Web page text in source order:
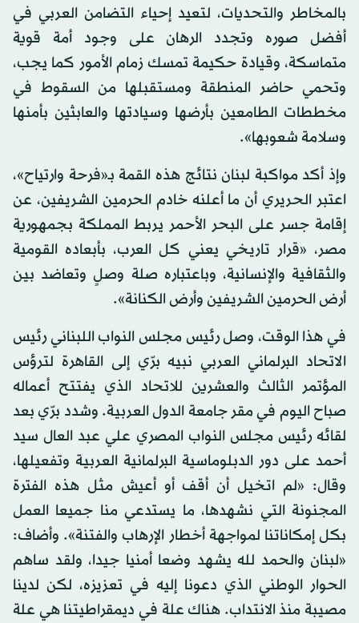
بالمخاطر والتحديات، لتعيد إحياء التضامن العربي في
أفضل صوره وتجدد الرهان على وجود أمة قوية
متماسكة، وقيادة حكيمة تمسك زمام الأمور كما يجب،
وتحمي حاضر المنطقة ومستقبلها من السقوط في
مخططات الطامعين بأرضها وسيادتها والعابثين بأمنها
وسلامة شعوبها».
وإذ أكد مواكبة لبنان نتائج هذه القمة بـ«فرحة وارتياح»،
اعتبر الحريري أن ما أعلنه خادم الحرمين الشريفين، عن
إقامة جسر على البحر الأحمر يربط المملكة بجمهورية
مصر، «قرار تاريخي يعني كل العرب، بأبعاده القومية
والثقافية والإنسانية، وباعتباره صلة وصلٍ وتعاضد بين
أرض الحرمين الشريفين وأرض الكنانة».
في هذا الوقت، وصل رئيس مجلس النواب اللبناني رئيس
الاتحاد البرلماني العربي نبيه برّي إلى القاهرة لترؤس
المؤتمر الثالث والعشرين للاتحاد الذي يفتتح أعماله
صباح اليوم في مقر جامعة الدول العربية. وشدد برّي بعد
لقائه رئيس مجلس النواب المصري علي عبد العال سيد
أحمد على دور الدبلوماسية البرلمانية العربية وتفعيلها،
وقال: «لم اتخيل أن أقف أو أعيش مثل هذه الفترة
المجنونة التي نشهدها، ما يستدعي منا جميعا العمل
بكل إمكاناتنا لمواجهة أخطار الإرهاب والفتنة». وأضاف:
«لبنان والحمد لله يشهد وضعا أمنيا جيدا، ولقد ساهم
الحوار الوطني الذي دعونا إليه في تعزيزه، لكن لدينا
مصيبة منذ الانتداب. هناك علة في ديمقراطيتنا هي علة